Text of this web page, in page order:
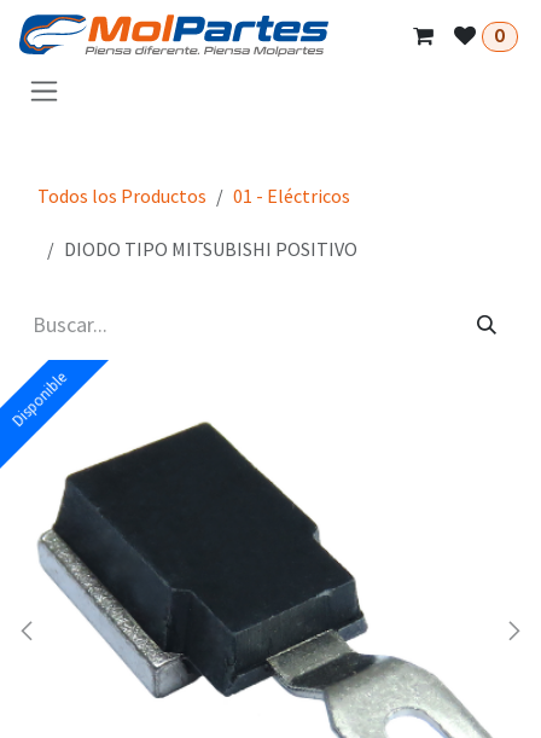
Ir al contenido
0
Todos los Productos 01 - Eléctricos
DIODO TIPO MITSUBISHI POSITIVO
Disponible
Disponible